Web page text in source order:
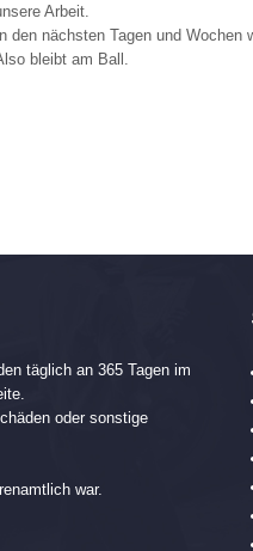
Arbeit.
In den nächsten Tagen und
bleibt am Ball.
täglich an 365 Tagen im
oder sonstige
war.